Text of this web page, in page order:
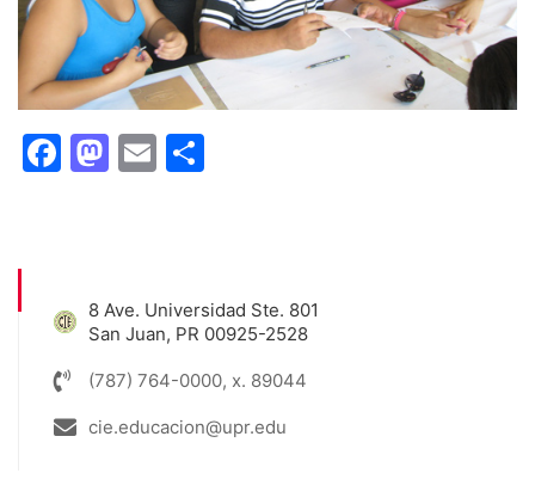
Facebook
Mastodon
Email
8 Ave. Universidad Ste. 801
San Juan, PR 00925-2528
(787) 764-0000, x. 89044
cie.educacion@upr.edu